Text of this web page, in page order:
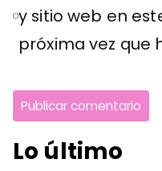
y sitio web en
próxima vez que
Lo último